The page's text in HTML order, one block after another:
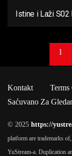
Istine i Laži S02
1
Kontakt Terms
Saćuvano Za
© 2025 https://
platform are trademarks
YuStream-a. Duplication